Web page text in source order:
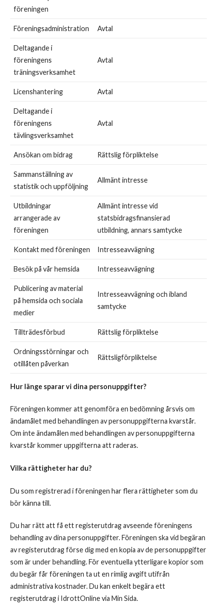
föreningen
Föreningsadministration Avtal
Deltagande i
föreningens
träningsverksamhet
Avtal
Licenshantering Avtal
Deltagande i
föreningens
tävlingsverksamhet
Avtal
Ansökan om bidrag Rättslig förpliktelse
Sammanställning av
statistik och uppföljning
Allmänt intresse
Utbildningar
arrangerade av
föreningen
Allmänt intresse vid
statsbidragsfinansierad
utbildning, annars samtycke
Kontakt med föreningen Intresseavvägning
Besök på vår hemsida Intresseavvägning
Publicering av material
på hemsida och sociala
medier
Intresseavvägning och ibland
samtycke
Tillträdesförbud Rättslig förpliktelse
Ordningsstörningar och
otillåten påverkan
Rättsligförpliktelse
Hur länge sparar vi dina personuppgifter?
Föreningen kommer att genomföra en bedömning årsvis om
ändamålet med behandlingen av personuppgifterna kvarstår.
Om inte ändamålen med behandlingen av personuppgifterna
kvarstår kommer uppgifterna att raderas.
Vilka rättigheter har du?
Du som registrerad i föreningen har flera rättigheter som du
bör känna till.
Du har rätt att få ett registerutdrag avseende föreningens
behandling av dina personuppgifter. Föreningen ska vid begäran
av registerutdrag förse dig med en kopia av de personuppgifter
som är under behandling. För eventuella ytterligare kopior som
du begär får föreningen ta ut en rimlig avgift utifrån
administrativa kostnader. Du kan enkelt begära ett
registerutdrag i IdrottOnline via Min Sida.